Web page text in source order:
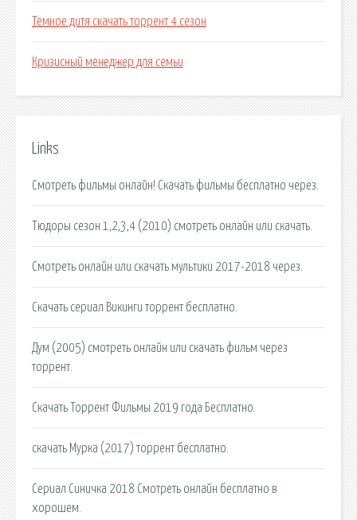
Темное дитя скачать торрент 4 сезон
Кризисный менеджер для семьи
Links
Смотреть фильмы онлайн! Скачать фильмы бесплатно через.
Тюдоры сезон 1,2,3,4 (2010) смотреть онлайн или скачать.
Смотреть онлайн или скачать мультики 2017-2018 через.
Скачать сериал Викинги торрент бесплатно.
Дум (2005) смотреть онлайн или скачать фильм через
торрент.
Скачать Торрент Фильмы 2019 года Бесплатно.
скачать Мурка (2017) торрент бесплатно.
Сериал Синичка 2018 Смотреть онлайн бесплатно в
хорошем.